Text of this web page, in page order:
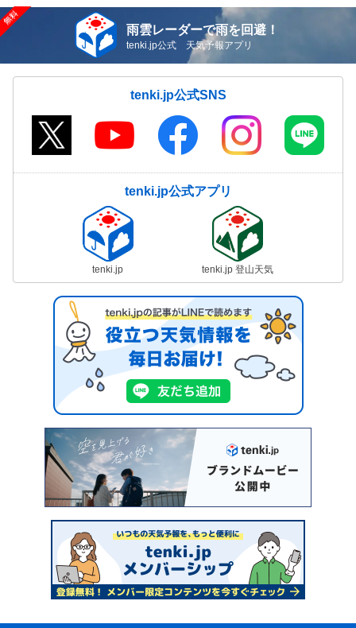
雨雲レーダーで雨を回避！
tenki.jp公式 天気予報アプリ
tenki.jp公式SNS
tenki.jp公式アプリ
tenki.jp tenki.jp 登山天気